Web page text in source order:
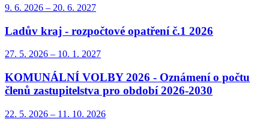
9. 6. 2026 – 20. 6. 2027
Ladův kraj - rozpočtové opatření č.1 2026
27. 5. 2026 – 10. 1. 2027
KOMUNÁLNÍ VOLBY 2026 - Oznámení o počtu
členů zastupitelstva pro období 2026-2030
22. 5. 2026 – 11. 10. 2026